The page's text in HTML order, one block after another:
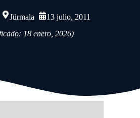
Jürmala
13 julio, 2011
18 enero, 2026)